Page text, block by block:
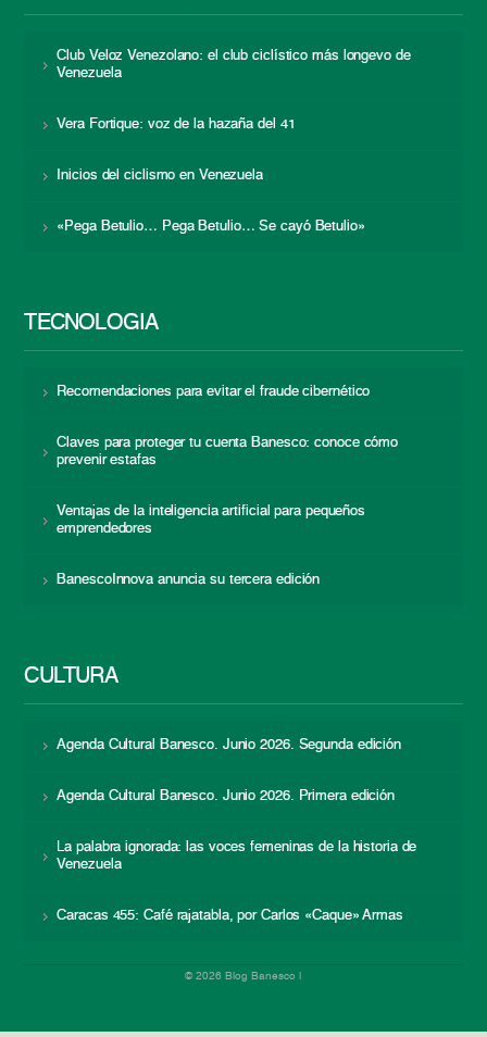
Club Veloz Venezolano: el club ciclístico más longevo de
Venezuela
Vera Fortique: voz de la hazaña del 41
Inicios del ciclismo en Venezuela
«Pega Betulio… Pega Betulio… Se cayó Betulio»
TECNOLOGÍA
Recomendaciones para evitar el fraude cibernético
Claves para proteger tu cuenta Banesco: conoce cómo
prevenir estafas
Ventajas de la inteligencia artificial para pequeños
emprendedores
BanescoInnova anuncia su tercera edición
CULTURA
Agenda Cultural Banesco. Junio 2026. Segunda edición
Agenda Cultural Banesco. Junio 2026. Primera edición
La palabra ignorada: las voces femeninas de la historia de
Venezuela
Caracas 455: Café rajatabla, por Carlos «Caque» Armas
© 2026 Blog Banesco |